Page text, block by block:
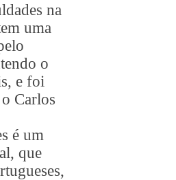
na
uma
o
e foi
Carlos
é um
que